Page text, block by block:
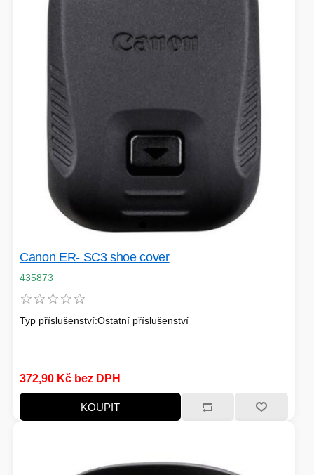
Canon ER- SC3 shoe cover
435873
Typ příslušenství:Ostatní příslušenství
372,90 Kč bez DPH
KOUPIT